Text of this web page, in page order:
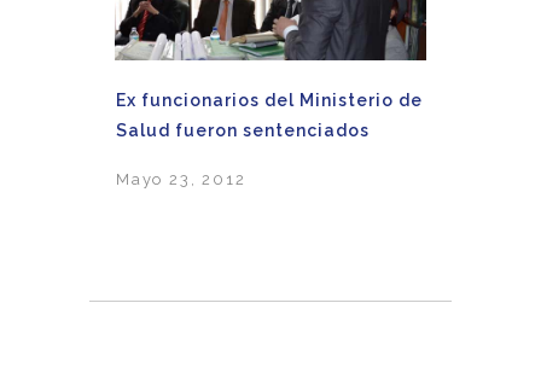
Ex funcionarios del Ministerio de
Salud fueron sentenciados
Mayo 23, 2012